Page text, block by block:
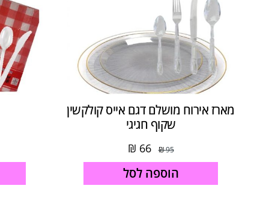
מארז אירוח מושלם דגם אייס קולקשין
שקוף חגיגי
95
₪
66
₪
הוספה לסל